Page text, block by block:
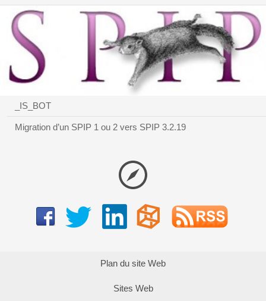
_IS_BOT
Migration d’un SPIP 1 ou 2 vers SPIP 3.2.19
Plan du site Web
Sites Web